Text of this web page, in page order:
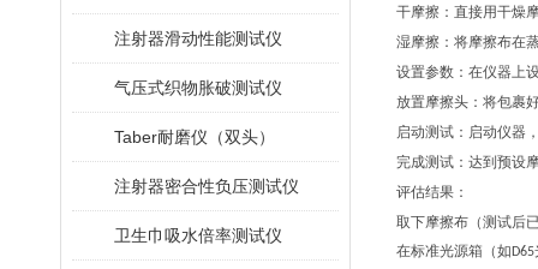
注射器滑动性能测试仪
气压式织物胀破测试仪
Taber耐磨仪（双头）
注射器密合性负压测试仪
卫生巾吸水倍率测试仪
干摩擦： 直接用干燥
湿摩擦： 将摩擦布在
设置参数： 在仪器上
放置摩擦头： 将包裹
启动测试： 启动仪器
完成测试： 达到预设
评估结果：
取下摩擦布（测试后
在标准光源箱（如 D65